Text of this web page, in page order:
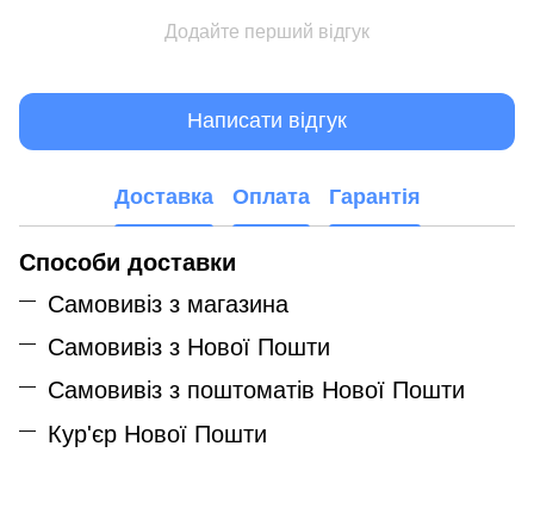
Додайте перший відгук
Написати відгук
Доставка Оплата Гарантія
Способи доставки
Самовивіз з магазина
Самовивіз з Нової Пошти
Самовивіз з поштоматів Нової Пошти
Кур'єр Нової Пошти